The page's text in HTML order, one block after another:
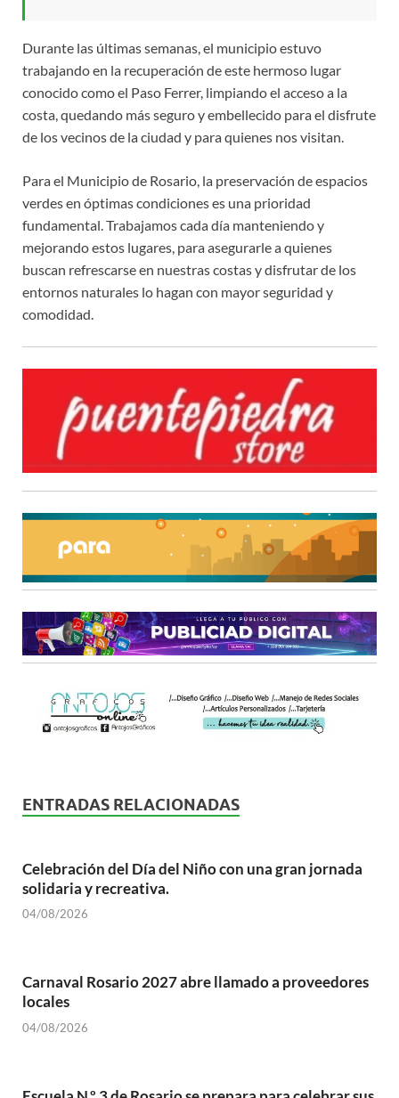
Durante las últimas semanas, el municipio estuvo
trabajando en la recuperación de este hermoso lugar
conocido como el Paso Ferrer, limpiando el acceso a la
costa, quedando más seguro y embellecido para el disfrute
de los vecinos de la ciudad y para quienes nos visitan.
Para el Municipio de Rosario, la preservación de espacios
verdes en óptimas condiciones es una prioridad
fundamental. Trabajamos cada día manteniendo y
mejorando estos lugares, para asegurarle a quienes
buscan refrescarse en nuestras costas y disfrutar de los
entornos naturales lo hagan con mayor seguridad y
comodidad.
ENTRADAS RELACIONADAS
Celebración del Día del Niño con una gran jornada
solidaria y recreativa.
04/08/2026
Carnaval Rosario 2027 abre llamado a proveedores
locales
04/08/2026